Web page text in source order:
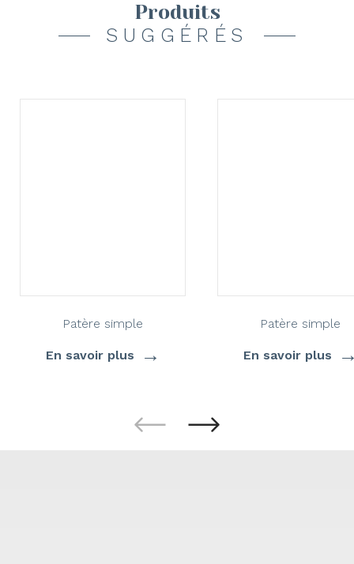
Produits
SUGGÉRÉS
Patère simple
En savoir plus →
Patère simple
En savoir plus